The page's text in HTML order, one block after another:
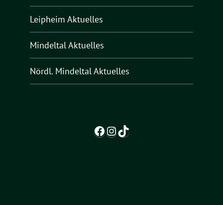
Leipheim Aktuelles
Mindeltal Aktuelles
Nördl. Mindeltal Aktuelles
Facebook
Instagram
TikTok